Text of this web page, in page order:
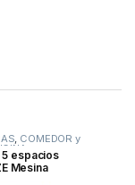
, COMEDOR y
espacios
Mesina